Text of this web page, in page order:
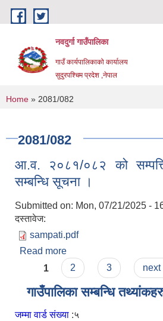
Skip to main content
नवदुर्गा गाउँपालिका
गाउँ कार्यपालिकाको कार्यालय
सुदुरपश्चिम प्रदेश ,नेपाल
You are here
Home » 2081/082
2081/082
आ.व. २०८१/०८२ को
सम्बन्धि सूचना ।
Submitted on: Mon, 07/21/2025 -
दस्तावेज:
sampati.pdf
Read more
सम्बन्धि सूचना ।
Pages
1 2 3 next
गाउँपालिका सम्बन्धि
जम्मा वार्ड संख्या :५